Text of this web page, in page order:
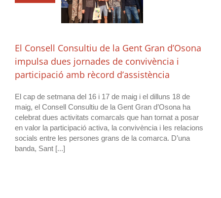
El Consell Consultiu de la Gent Gran d’Osona
impulsa dues jornades de convivència i
participació amb rècord d’assistència
El cap de setmana del 16 i 17 de maig i el dilluns 18 de
maig, el Consell Consultiu de la Gent Gran d’Osona ha
celebrat dues activitats comarcals que han tornat a posar
en valor la participació activa, la convivència i les relacions
socials entre les persones grans de la comarca. D’una
banda, Sant [...]